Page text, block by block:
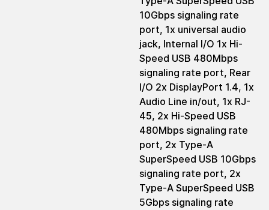
10Gbps signaling rate
port, 1x universal audio
jack, Internal I/O 1x Hi-
Speed USB 480Mbps
signaling rate port, Rear
I/O 2x DisplayPort 1.4, 1x
Audio Line in/out, 1x RJ-
45, 2x Hi-Speed USB
480Mbps signaling rate
port, 2x Type-A
SuperSpeed USB 10Gbps
signaling rate port, 2x
Type-A SuperSpeed USB
5Gbps signaling rate